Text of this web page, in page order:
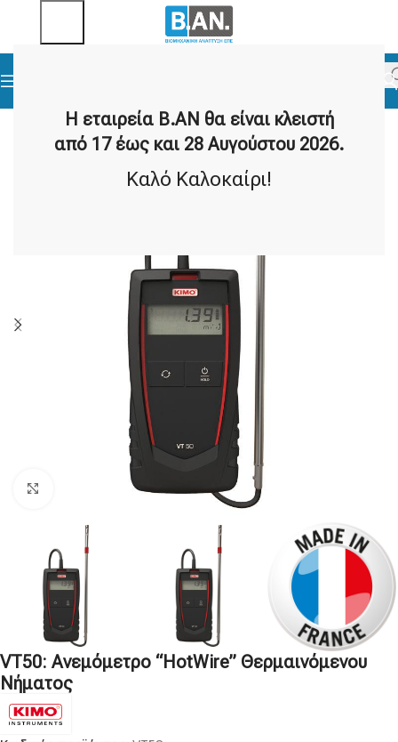
Η εταιρεία Β.ΑΝ θα είναι κλειστή
από 17 έως και 28 Αυγούστου 2026.
Καλό Καλοκαίρι!
Αρχική σελίδα
VT50: Ανεμόμετρο “HotWire” Θερμαινόμενου
Νήματος